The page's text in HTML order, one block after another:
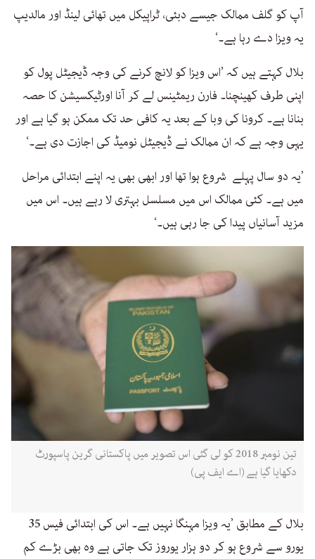
آپ کو گلف ممالک جیسے دبئی، ٹراپیکل میں تھائی لینڈ اور مالدیپ
یہ ویزا دے رہا ہے۔‘
بلال کہتے ہیں کہ ’اس ویزا کو لانچ کرنے کی وجہ ڈیجیٹل پول کو
اپنی طرف کھینچنا۔ فارن ریمٹینس لے کر آنا اورٹیکسیشن کا حصہ
بنانا ہے۔ کرونا کی وبا کے بعد یہ کافی حد تک ممکن ہو گیا ہے اور
یہی وجہ ہے کہ ان ممالک نے ڈیجیٹل نومیڈ کی اجازت دی ہے۔‘
’یہ دو سال پہلے شروع ہوا تھا اور ابھی بھی یہ اپنے ابتدائی مراحل
میں ہے۔ کئی ممالک اس میں مسلسل بہتری لا رہے ہیں۔ اس میں
مزید آسانیاں پیدا کی جا رہی ہیں۔‘
تین نومبر 2018 کو لی گئی اس تصویر میں پاکستانی گرین پاسپورٹ
دکھایا گیا ہے (اے ایف پی)
بلال کے مطابق ’یہ ویزا مہنگا نہیں ہے۔ اس کی ابتدائی فیس 35
یورو سے شروع ہو کر دو ہزار یوروز تک جاتی ہے وہ بھی بڑے کم